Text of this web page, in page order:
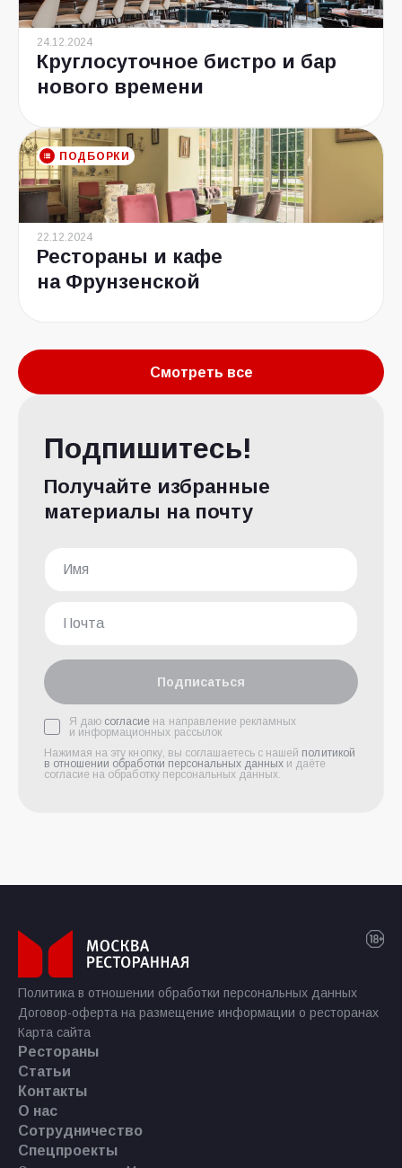
24.12.2024
Круглосуточное бистро и бар
нового времени
ПОДБОРКИ
22.12.2024
Рестораны и кафе
на Фрунзенской
Смотреть все
Подпишитесь!
Получайте избранные
материалы на почту
Подписаться
Я даю согласие на направление рекламных
и информационных рассылок
Нажимая на эту кнопку, вы соглашаетесь с нашей политикой
в отношении обработки персональных данных и даёте
согласие на обработку персональных данных.
Политика в отношении обработки персональных данных
Договор-оферта на размещение информации о ресторанах
Карта сайта
Рестораны
Статьи
Контакты
О нас
Сотрудничество
Спецпроекты